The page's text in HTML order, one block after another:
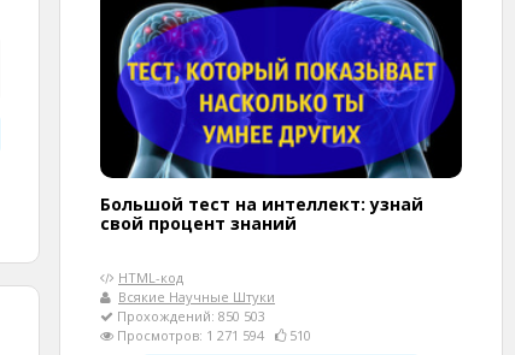
Большой тест на интеллект: узнай
свой процент знаний
HTML-код
Всякие Научные Штуки
Прохождений: 850 503
Просмотров: 1 271 594
510